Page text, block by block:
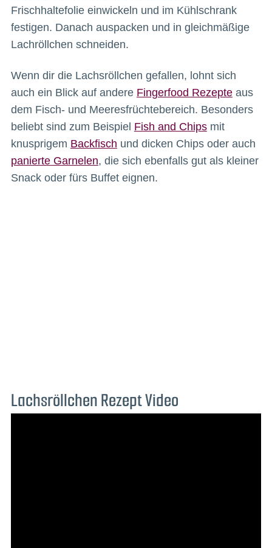
Frischhaltefolie einwickeln und im Kühlschrank
festigen. Danach auspacken und in gleichmäßige
Lachröllchen schneiden.
Wenn dir die Lachsröllchen gefallen, lohnt sich
auch ein Blick auf andere Fingerfood Rezepteaus
dem Fisch- und Meeresfrüchtebereich. Besonders
beliebt sind zum Beispiel Fish and Chipsmit
knusprigem Backfisch und dicken Chips oder auch
panierte Garnelen, die sich ebenfalls gut als kleiner
Snack oder fürs Buffet eignen.
Lachsröllchen Rezept Video